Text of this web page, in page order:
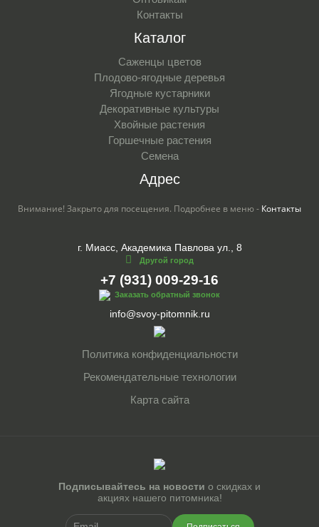
Контакты
Каталог
Саженцы цветов
Плодово-ягодные деревья
Ягодные кустарники
Декоративные культуры
Хвойные растения
Горшечные растения
Семена
Адрес
Внимание! Закрыто для посещения. Подробнее в меню - Контакты
г. Миасс, Академика Павлова ул., 8
Другой город
+7 (931) 009-29-16
Заказать обратный звонок
info@svoy-pitomnik.ru
Политика конфиденциальности
Рекомендательные технологии
Карта сайта
Подписывайтесь на новости о скидках и
акциях нашего питомника!